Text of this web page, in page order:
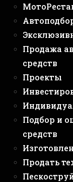
Продажа
средств
Проекты
Подбор и
средств
Продать